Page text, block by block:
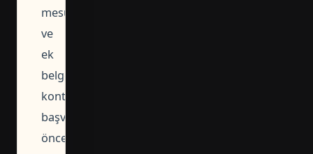
mesul
ve
ek
belge
kontrolleri
başvuru
öncesinde